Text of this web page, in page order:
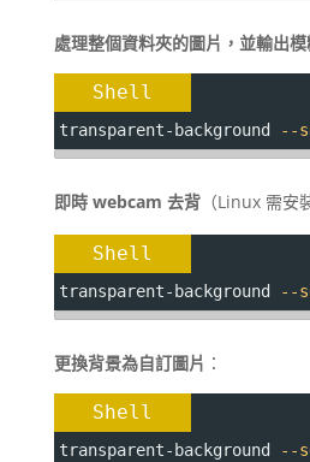
處理整個資料夾的圖片，並輸出
Shell
transparent-background --
即時 webcam 去背（Linux 需安
Shell
transparent-background --
更換背景為自訂圖片 ：
Shell
transparent-background --